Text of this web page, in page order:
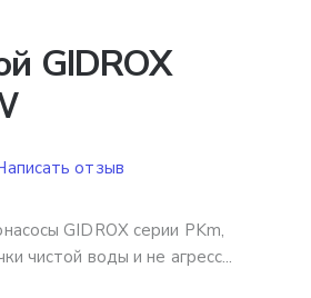
GIDROX
GIDROX серии PKm,
чистой воды и не агресс...
отзыв